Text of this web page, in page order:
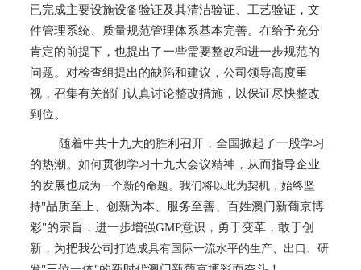
已完成主要设施设备验证及其清洁验证、工艺验证，文
件管理系统、质量规范管理体系基本完善。在给予充分
肯定的前提下，也提出了一些需要整改和进一步规范的
问题。对检查组提出的缺陷和建议，公司领导高度重
视，召集有关部门认真讨论整改措施， 以保证尽快整改
到位。
随着中共十九大的胜利召开，全国掀起了一股学习
的热潮。如何贯彻学习十九大会议精神，从而指导企业
的发展也成为一个新的命题。我们将以此为契机，始终坚
持"品质至上、创新为本、服务至善、百姓澳门新葡京博
彩"的宗旨，进一步增强GMP意识，勇于变革，敢于创
新， 为把我公司打造成具有国际一流水平的生产、出口、研